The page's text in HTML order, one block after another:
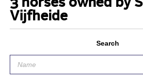
3 horses owned by
Vijfheide
Search